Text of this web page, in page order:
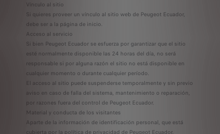
Vínculo al sitio
Si quieres proveer un vínculo al sitio web de Peugeot Ecuador,
debe ser a la página de inicio.
Acceso al servicio
Si bien Peugeot Ecuador se esfuerza por garantizar que el sitio
esté normalmente disponible las 24 horas del día, no será
responsable si por alguna razón el sitio no está disponible en
cualquier momento o durante cualquier período.
El acceso al sitio puede suspenderse temporalmente y sin previo
aviso en caso de falla del sistema, mantenimiento o reparación,
por razones fuera del control de Peugeot Ecuador.
Material y conducta de los visitantes
Aparte de la información de identificación personal, que está
cubierta por la política de privacidad de Peugeot Ecuador,